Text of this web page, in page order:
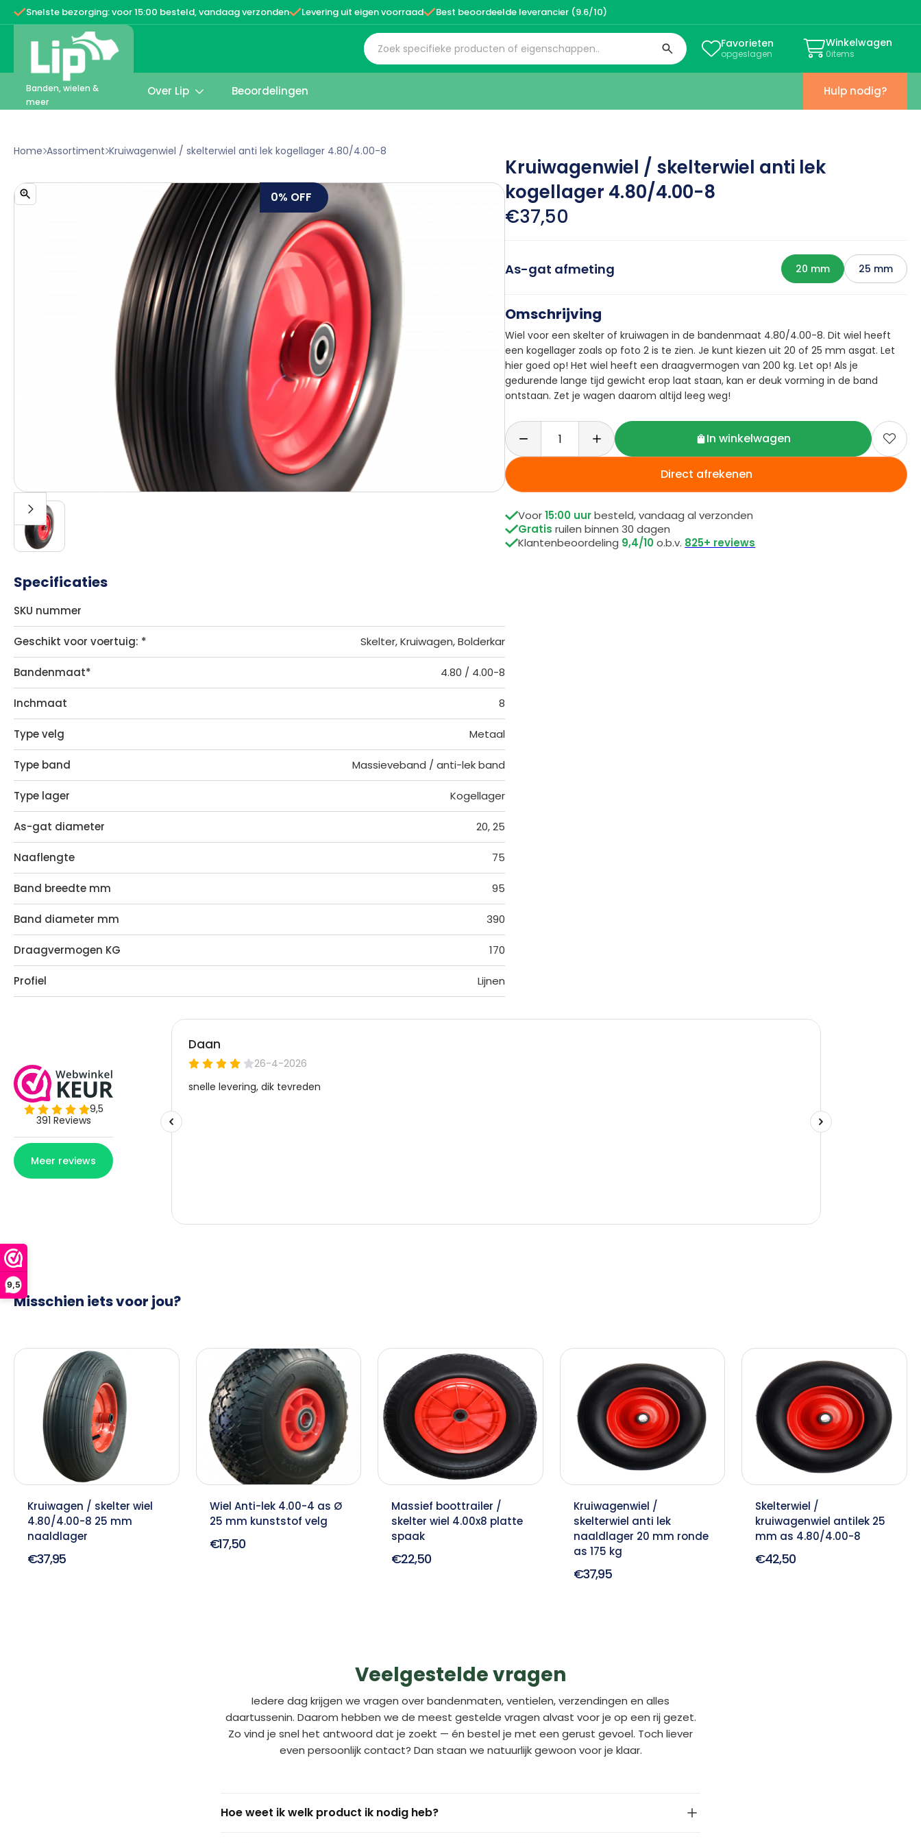
9,5
Snelste bezorging: voor 15:00 besteld, vandaag verzondenLevering uit eigen voorraadBest beoordeelde leverancier (9.6/10)
Banden, wielen &
meer
Favorieten
opgeslagen Winkelwagen
0items
Over Lip  Beoordelingen Hulp nodig?
Home Assortiment Kruiwagenwiel / skelterwiel anti lek kogellager 4.80/4.00-8
0% OFF
Specificaties
SKU nummer
Geschikt voor voertuig: * Skelter, Kruiwagen, Bolderkar
Bandenmaat* 4.80 / 4.00-8
Inchmaat 8
Type velg Metaal
Type band Massieveband / anti-lek band
Type lager Kogellager
As-gat diameter 20, 25
Naaflengte 75
Band breedte mm 95
Band diameter mm 390
Draagvermogen KG 170
Profiel Lijnen
Kruiwagenwiel / skelterwiel anti lek
kogellager 4.80/4.00-8
€37,50
As-gat afmeting 20 mm 25 mm
Omschrijving
Wiel voor een skelter of kruiwagen in de bandenmaat 4.80/4.00-8. Dit wiel heeft
een kogellager zoals op foto 2 is te zien. Je kunt kiezen uit 20 of 25 mm asgat. Let
hier goed op! Het wiel heeft een draagvermogen van 200 kg. Let op! Als je
gedurende lange tijd gewicht erop laat staan, kan er deuk vorming in de band
ontstaan. Zet je wagen daarom altijd leeg weg!
In winkelwagen 
Direct afrekenen
Voor15:00 uurbesteld, vandaag al verzonden
Gratis ruilen binnen 30 dagen
Klantenbeoordeling 9,4/10o.b.v. 825+ reviews
Misschien iets voor jou?
Kruiwagen / skelter wiel
4.80/4.00-8 25 mm
naaldlager
€37,95
Wiel Anti-lek 4.00-4 as Ø
25 mm kunststof velg
€17,50
Massief boottrailer /
skelter wiel 4.00x8 platte
spaak
€22,50
Kruiwagenwiel /
skelterwiel anti lek
naaldlager 20 mm ronde
as 175 kg
€37,95
Skelterwiel /
kruiwagenwiel antilek 25
mm as 4.80/4.00-8
€42,50
Veelgestelde vragen
Iedere dag krijgen we vragen over bandenmaten, ventielen, verzendingen en alles
daartussenin. Daarom hebben we de meest gestelde vragen alvast voor je op een rij gezet.
Zo vind je snel het antwoord dat je zoekt — én bestel je met een gerust gevoel. Toch liever
even persoonlijk contact? Dan staan we natuurlijk gewoon voor je klaar.
Hoe weet ik welk product ik nodig heb?